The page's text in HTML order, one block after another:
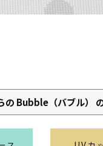
の Bubble（バブル）